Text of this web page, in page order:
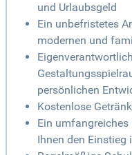
und Urlaubsgeld
Ein unbefristetes
modernen und
persönlichen
Kostenlose
Ein
Ihnen den Einstieg